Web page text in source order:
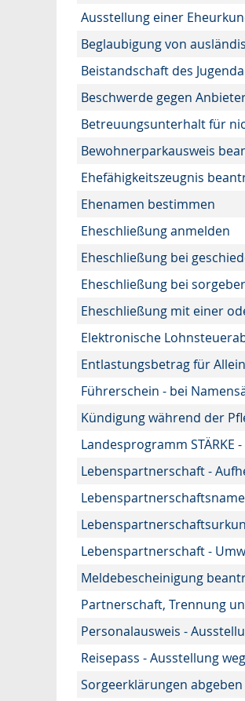
Ausstellung einer
Beglaubigung von
Beistandschaft des
Beschwerde gegen
Betreuungsunterhalt für
Bewohnerparkausweis
Ehefähigkeitszeugnis
Ehenamen bestimmen
Eheschließung anmelden
Eheschließung bei
Eheschließung bei
Eheschließung mit einer
Elektronische
Entlastungsbetrag für
Führerschein - bei
Kündigung während der
Landesprogramm
Lebenspartnerschaft -
Lebenspartnerschaft -
Meldebescheinigung
Partnerschaft, Trennung
Personalausweis -
Reisepass - Ausstellung
Sorgeerklärungen abgeben